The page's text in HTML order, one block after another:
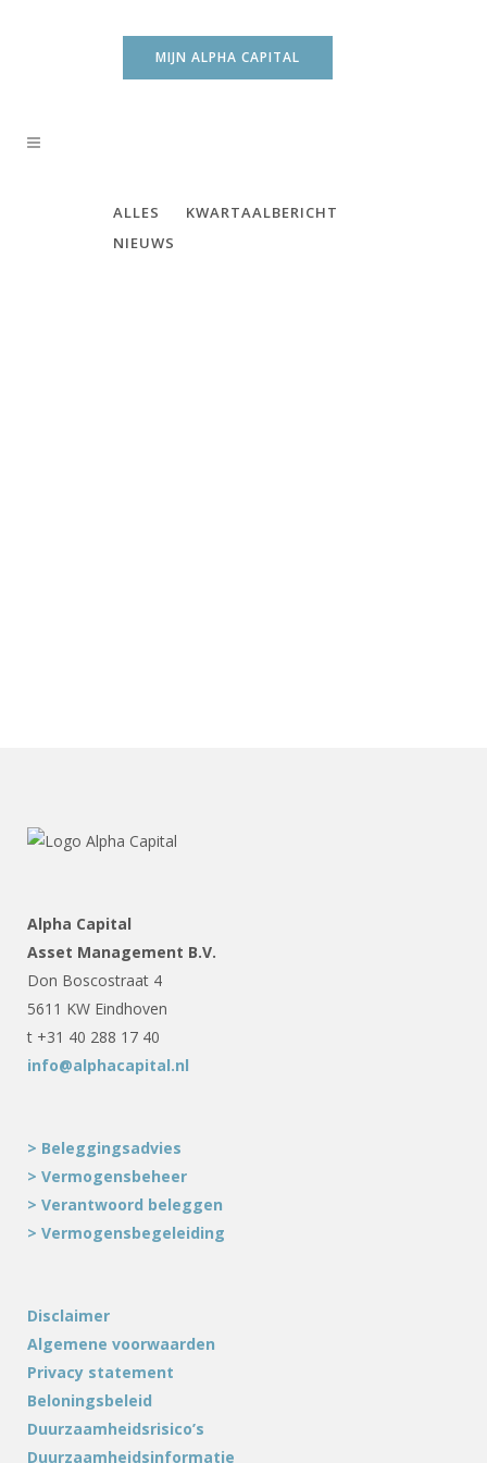
MIJN ALPHA CAPITAL
ALLES
KWARTAALBERICHT
NIEUWS
Alpha Capital
Asset Management B.V.
Don Boscostraat 4
5611 KW Eindhoven
t +31 40 288 17 40
info@alphacapital.nl
> Beleggingsadvies
> Vermogensbeheer
> Verantwoord beleggen
> Vermogensbegeleiding
Disclaimer
Algemene voorwaarden
Privacy statement
Beloningsbeleid
Duurzaamheidsrisico’s
Duurzaamheidsinformatie